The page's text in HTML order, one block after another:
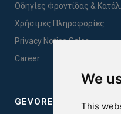
We
This
Οδηγίες Φροντίδας &
Χρήσιμες Πληροφορίες
Privacy Notice Sales
Career
GEVOREST SLEEP